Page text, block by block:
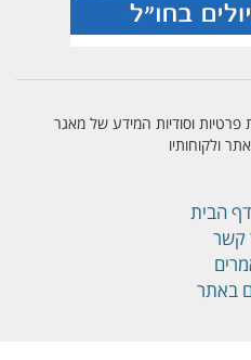
וסודיות המידע של מאגר
ולקוחותיו
הבית
קשר
באתר